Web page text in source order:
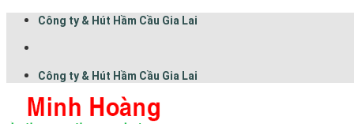
Công ty & Hút Hầm Cầu Gia Lai
Công ty & Hút Hầm Cầu Gia Lai